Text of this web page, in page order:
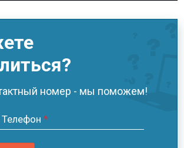
номер - мы поможем!
Телефон *